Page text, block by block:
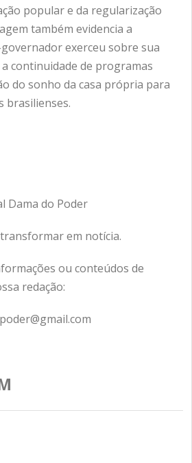
popular e da regularização
também evidencia a
exerceu sobre sua
continuidade de programas
do sonho da casa própria para
brasilienses.
Dama do Poder
em notícia.
ou conteúdos de
redação: